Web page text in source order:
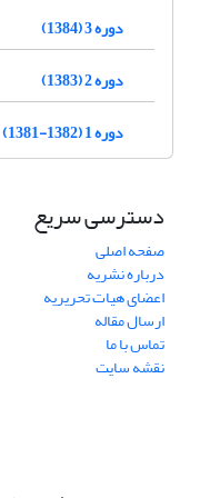
دوره 3 (1384)
دوره 2 (1383)
دوره 1 (1382-1381)
دسترسی سریع
صفحه اصلی
درباره نشریه
اعضای هیات تحریریه
ارسال مقاله
تماس با ما
نقشه سایت